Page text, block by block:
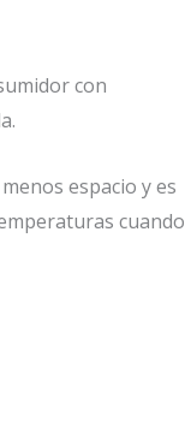
con
espacio y es
cuando